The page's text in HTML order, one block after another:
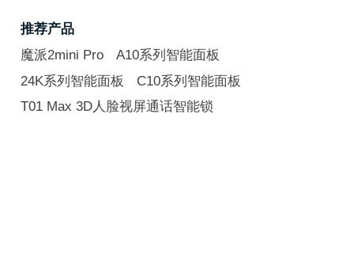
推荐产品
魔派2mini Pro
A10系列智能面板
24K系列智能面板
C10系列智能面板
T01 Max 3D人脸视屏通话智能锁